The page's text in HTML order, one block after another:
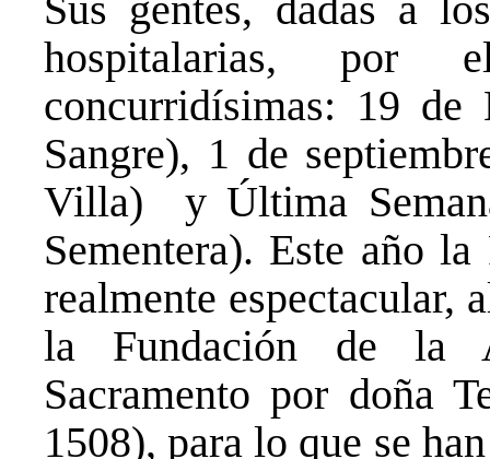
hospitalarias, por
concurridísimas: 19
Sangre), 1 de
Villa) y Última
Sementera). Este año
realmente espectacular,
la Fundación de la
Sacramento por doña
1508), para lo que se